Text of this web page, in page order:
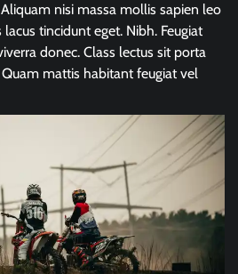
nisi massa mollis sapien leo
tincidunt eget. Nibh. Feugiat
donec. Class lectus sit porta
mattis habitant feugiat vel